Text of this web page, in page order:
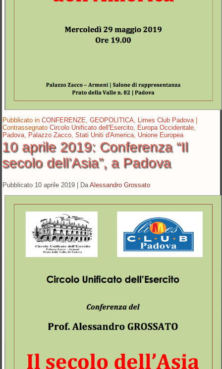
Pubblicato in CONFERENZE ,GEOPOLITICA Limes Club Padova |
Contrassegnato Circolo Unificato dell'Esercito Europa Occidentale
Padova Palazzo Zacco ,Stati Uniti d'America Unione Europea
10 aprile 2019: Conferenza “Il
secolo dell’Asia”, a Padova
Pubblicato 10 aprile 2019 | Da Alessandro Grossato